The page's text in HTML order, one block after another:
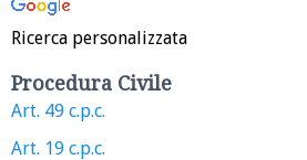
Ricerca personalizzata
Procedura Civile
Art. 49 c.p.c.
Art. 19 c.p.c.